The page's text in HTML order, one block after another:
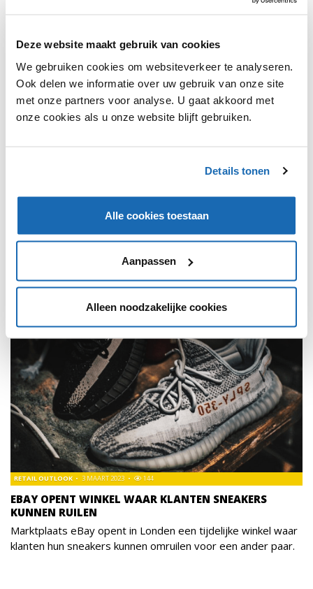
Deze website maakt gebruik van cookies
We gebruiken cookies om websiteverkeer te analyseren.
Ook delen we informatie over uw gebruik van onze site
met onze partners voor analyse. U gaat akkoord met
onze cookies als u onze website blijft gebruiken.
Details tonen
Alle cookies toestaan
Aanpassen
Alleen noodzakelijke cookies
DE BRANDWEER EN FLORIS VAN BOMMEL LANCEREN
Floris van Bommel is een speciale actie gestart voor
Nederlandse brandweerhelden.
EBAY OPENT WINKEL WAAR KLANTEN SNEAKERS
KUNNEN RUILEN
RETAIL OUTLOOK 3 MAART 2023 144
Marktplaats eBay opent in Londen een tijdelijke winkel waar
klanten hun sneakers kunnen omruilen voor een ander paar.